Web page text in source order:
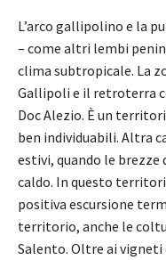
L’arco gallipolino e la
– come altri lembi
clima subtropicale. La
Gallipoli e il retroterra
Doc Alezio. È un
ben individuabili. Altra
estivi, quando le
caldo. In questo
positiva escursione
territorio, anche le
Salento. Oltre ai vigneti